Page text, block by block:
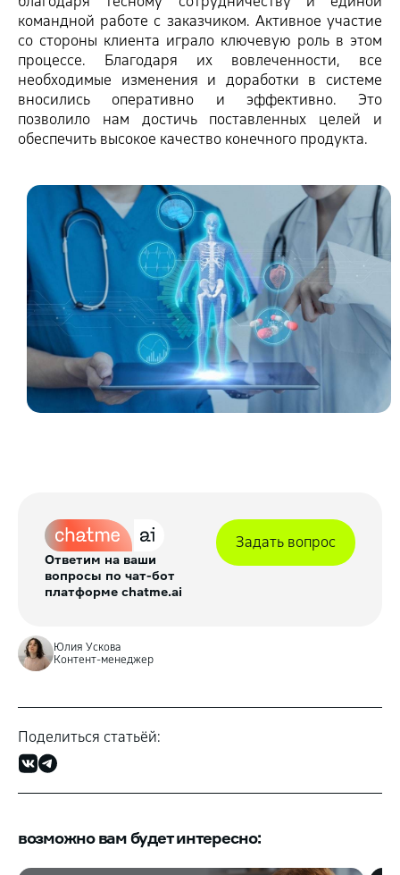
командной работе с заказчиком. Активное участие
со стороны клиента играло ключевую роль в этом
процессе. Благодаря их вовлеченности, все
необходимые изменения и доработки в системе
вносились оперативно и эффективно. Это
позволило нам достичь поставленных целей и
обеспечить высокое качество конечного продукта.
Ответим на ваши
вопросы по чат-бот
платформе chatme.ai
Задать вопрос
Юлия Ускова
Контент-менеджер
Поделиться статьёй:
возможно вам будет интересно: